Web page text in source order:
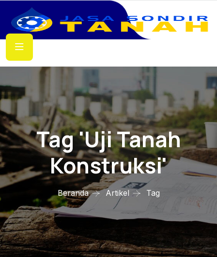
Tag 'uji Tanah
Konstruksi'
Beranda Artikel Tag